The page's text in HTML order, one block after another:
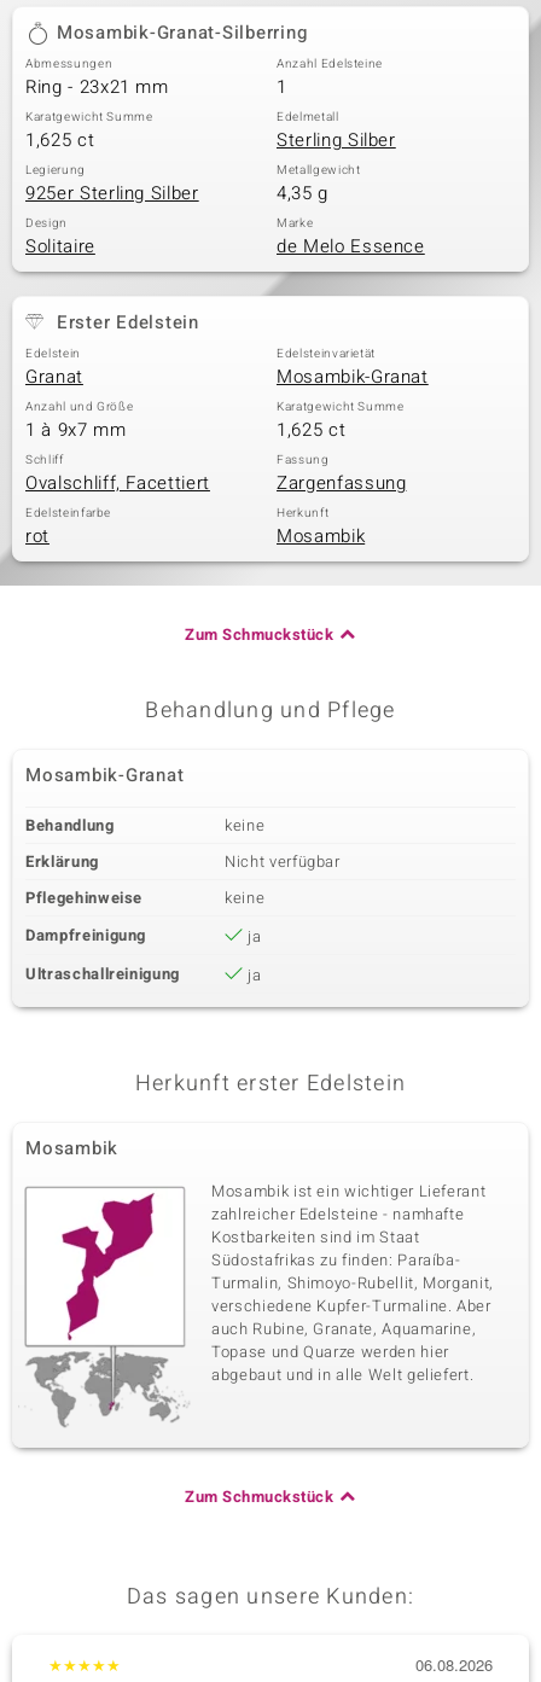
Classics
Mosambik-Granat-Silberring
Abmessungen
Ring - 23x21 mm
Anzahl Edelsteine
1
Karatgewicht Summe
1,625 ct
Edelmetall
Sterling Silber
Legierung
925er Sterling Silber
Metallgewicht
4,35 g
Design
Solitaire
Marke
de Melo Essence
Erster Edelstein
Edelstein
Granat
Edelsteinvarietät
Mosambik-Granat
Anzahl und Größe
1 à 9x7 mm
Karatgewicht Summe
1,625 ct
Schliff
Ovalschliff, Facettiert
Fassung
Zargenfassung
Edelsteinfarbe
rot
Herkunft
Mosambik
Zum Schmuckstück
Behandlung und Pflege
Mosambik-Granat
Behandlung
keine
Erklärung
Nicht verfügbar
Pflegehinweise
keine
Dampfreinigung
ja
Ultraschallreinigung
ja
Herkunft erster Edelstein
Mosambik
Mosambik ist ein wichtiger Lieferant
zahlreicher Edelsteine - namhafte
Kostbarkeiten sind im Staat
Südostafrikas zu finden: Paraíba-
Turmalin, Shimoyo-Rubellit, Morganit,
verschiedene Kupfer-Turmaline. Aber
auch Rubine, Granate, Aquamarine,
Topase und Quarze werden hier
abgebaut und in alle Welt geliefert.
Zum Schmuckstück
Das sagen unsere Kunden:
★★★★★
06.08.2026